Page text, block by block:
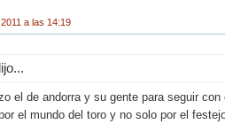
a las 14:19
el de andorra y su gente para seguir
el mundo del toro y no solo por el